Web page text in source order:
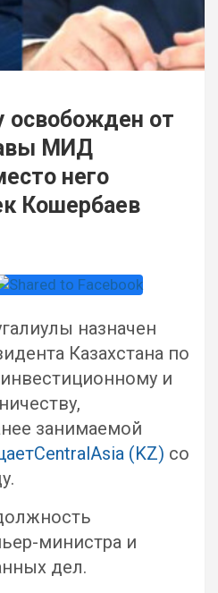
освобожден от
МИД
него
Кошербаев
назначен
Казахстана по
и
занимаемой
(KZ) со
министра и
дел.